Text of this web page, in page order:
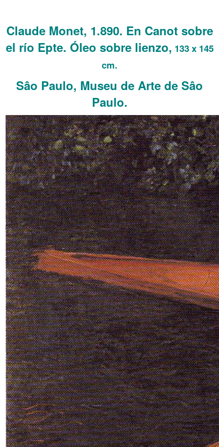
Claude Monet, 1.890. En Canot sobre
el río Epte. Óleo sobre lienzo, 133 x 145
cm.
Sâo Paulo, Museu de Arte de Sâo
Paulo.